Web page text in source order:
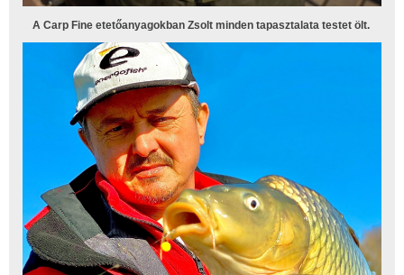
A Carp Fine etetőanyagokban Zsolt minden tapasztalata testet ölt.